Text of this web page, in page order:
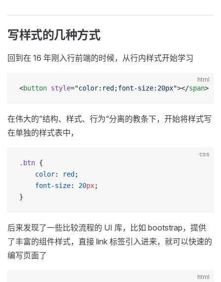
写样式的几种方式
回到在 16 年刚入行前端的时候，从行内样式开始学习
html
<button style="color:red;font-size:20px"></span>
在伟大的”结构、样式、行为“分离的教条下，开始将样式写
在单独的样式表中，
css
.btn {
    color
: red ;
    font-size
: 20px;
}
后来发现了一些比较流程的 UI 库，比如 bootstrap，提供
了丰富的组件样式，直接 link 标签引入进来，就可以快速的
编写页面了
html